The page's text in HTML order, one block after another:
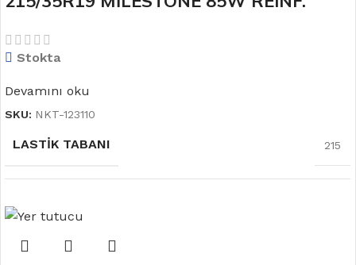
Stokta
Devamını oku
SKU: NKT-123110
LASTIK TABANI 215
LASTIK YANAĞI